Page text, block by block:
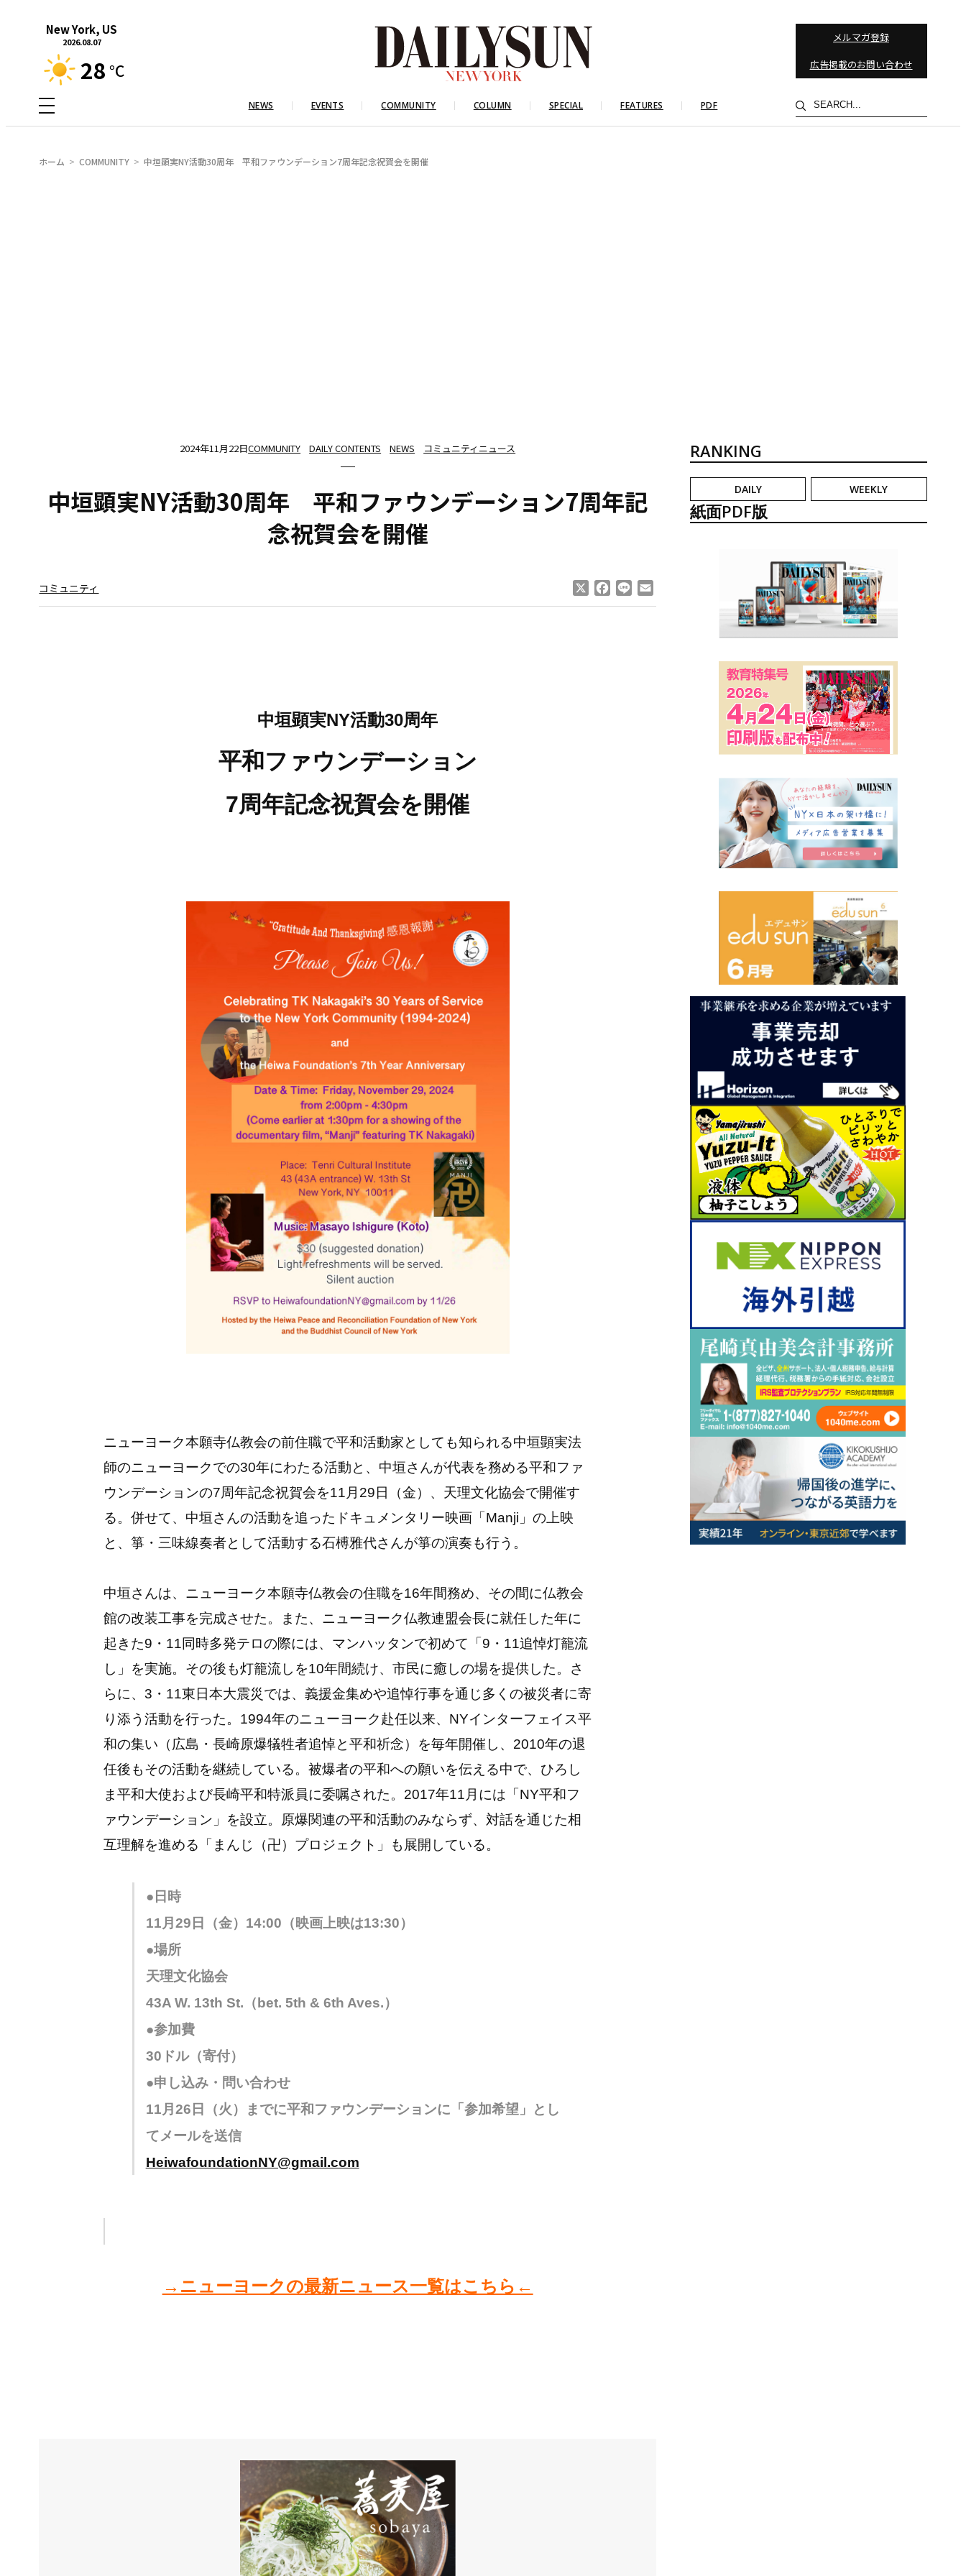
New York, US
2026.08.07
28 °C
メルマガ登録
広告掲載のお問い合わせ
NEWS EVENTS COMMUNITY COLUMN SPECIAL FEATURES PDF
検
索
ホーム COMMUNITY 中垣顕実NY活動30周年 平和ファウンデーション7周年記念祝賀会を開催
2024年11月22日COMMUNITY DAILY CONTENTS NEWS コミュニティニュース
中垣顕実NY活動30周年 平和ファウンデーション7周年記
念祝賀会を開催
コミュニティ Facebook
Line
中垣顕実NY活動30周年
平和ファウンデーション
7周年記念祝賀会を開催
ニューヨーク本願寺仏教会の前住職で平和活動家としても知られる中垣顕実法
師のニューヨークでの30年にわたる活動と、中垣さんが代表を務める平和ファ
ウンデーションの7周年記念祝賀会を11月29日（金）、天理文化協会で開催す
る。併せて、中垣さんの活動を追ったドキュメンタリー映画「Manji」の上映
と、箏・三味線奏者として活動する石榑雅代さんが箏の演奏も行う。
中垣さんは、ニューヨーク本願寺仏教会の住職を16年間務め、その間に仏教会
館の改装工事を完成させた。また、ニューヨーク仏教連盟会長に就任した年に
起きた9・11同時多発テロの際には、マンハッタンで初めて「9・11追悼灯籠流
し」を実施。その後も灯籠流しを10年間続け、市民に癒しの場を提供した。さ
らに、3・11東日本大震災では、義援金集めや追悼行事を通じ多くの被災者に寄
り添う活動を行った。1994年のニューヨーク赴任以来、NYインターフェイス平
和の集い（広島・長崎原爆犠牲者追悼と平和祈念）を毎年開催し、2010年の退
任後もその活動を継続している。被爆者の平和への願いを伝える中で、ひろし
ま平和大使および長崎平和特派員に委嘱された。2017年11月には「NY平和フ
ァウンデーション」を設立。原爆関連の平和活動のみならず、対話を通じた相
互理解を進める「まんじ（卍）プロジェクト」も展開している。
●日時
11月29日（金）14:00（映画上映は13:30）
●場所
天理文化協会
43A W. 13th St.（bet. 5th & 6th Aves.）
●参加費
30ドル（寄付）
●申し込み・問い合わせ
11月26日（火）までに平和ファウンデーションに「参加希望」とし
てメールを送信
HeiwafoundationNY@gmail.com
→ニューヨークの最新ニュース一覧はこちら←
RANKING
DAILY WEEKLY
紙面PDF版